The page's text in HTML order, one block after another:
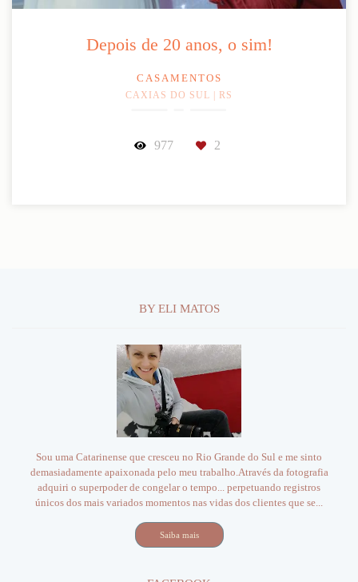
Depois de 20 anos, o sim!
CASAMENTOS
CAXIAS DO SUL | RS
977 2
BY ELI MATOS
Sou uma Catarinense que cresceu no Rio Grande do Sul e me sinto
demasiadamente apaixonada pelo meu trabalho.Através da fotografia
adquiri o superpoder de congelar o tempo... perpetuando registros
únicos dos mais variados momentos nas vidas dos clientes que se...
Saiba mais